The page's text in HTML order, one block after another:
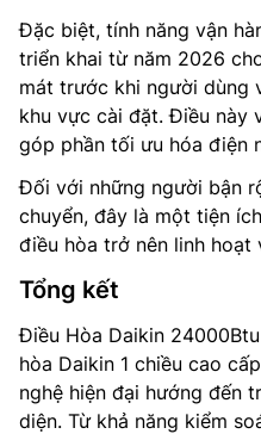
Đặc biệt, tính năng vận
triển khai từ năm 2026
mát trước khi người dùng
khu vực cài đặt. Điều này
góp phần tối ưu hóa điện
Đối với những người bận
chuyển, đây là một tiện
điều hòa trở nên linh hoạt
Tổng kết
Điều Hòa Daikin
hòa Daikin 1 chiều cao
nghệ hiện đại hướng đến
diện. Từ khả năng kiểm